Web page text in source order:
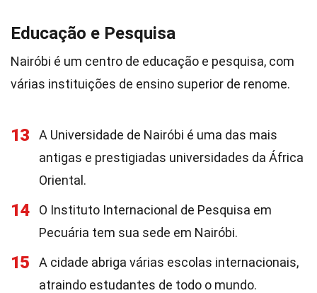
Educação e Pesquisa
Nairóbi é um centro de educação e pesquisa, com
várias instituições de ensino superior de renome.
13
A Universidade de Nairóbi é uma das mais
antigas e prestigiadas universidades da África
Oriental.
14
O Instituto Internacional de Pesquisa em
Pecuária tem sua sede em Nairóbi.
15
A cidade abriga várias escolas internacionais,
atraindo estudantes de todo o mundo.